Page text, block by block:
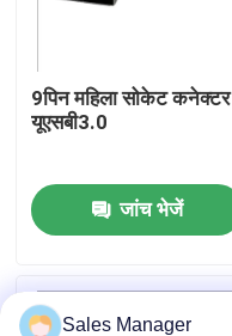
डीआईपी यूएसबी कनेक्टर
यूएसबी सॉकेट कनेक्टर
यूएसबी टाइप सी कनेक्टर
9पिन महिला सोकेट कनेक्टर
यूएसबी3.0
जांच भेजें
Sales Manager